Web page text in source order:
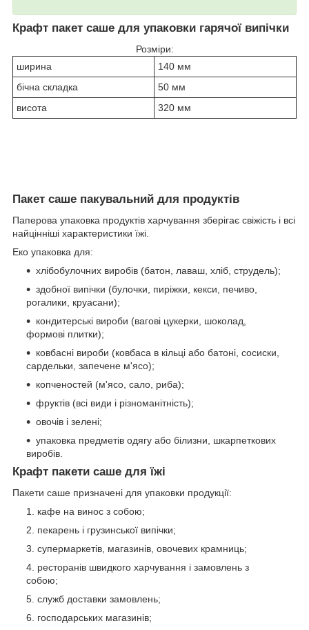
Крафт пакет саше для упаковки гарячої випічки
Розміри:
ширина
140 мм
бічна складка
50 мм
висота
320 мм
Пакет саше пакувальний для продуктів
Паперова упаковка продуктів харчування зберігає свіжість і всі
найцінніші характеристики їжі.
Еко упаковка для:
хлібобулочних виробів (батон, лаваш, хліб, струдель);
здобної випічки (булочки, пиріжки, кекси, печиво,
рогалики, круасани);
кондитерські вироби (вагові цукерки, шоколад,
формові плитки);
ковбасні вироби (ковбаса в кільці або батоні, сосиски,
сардельки, запечене м'ясо);
копченостей (м'ясо, сало, риба);
фруктів (всі види і різноманітність);
овочів і зелені;
упаковка предметів одягу або білизни, шкарпеткових
виробів.
Крафт пакети саше для їжі
Пакети саше призначені для упаковки продукції:
кафе на винос з собою;
пекарень і грузинської випічки;
супермаркетів, магазинів, овочевих крамниць;
ресторанів швидкого харчування і замовлень з
собою;
служб доставки замовлень;
господарських магазинів;